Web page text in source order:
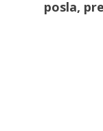
posla,